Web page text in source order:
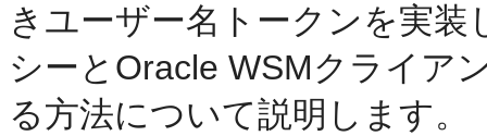
きユーザー名トークンを実
シーとOracle WSMクライア
る方法について説明します。